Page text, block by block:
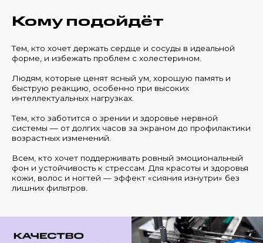
Кому подойдёт
Тем, кто хочет держать сердце и сосуды в идеальной
форме, и избежать проблем с холестерином.
Людям, которые ценят ясный ум, хорошую память и
быструю реакцию, особенно при высоких
интеллектуальных нагрузках.
Тем, кто заботится о зрении и здоровье нервной
системы — от долгих часов за экраном до профилактики
возрастных изменений.
Всем, кто хочет поддерживать ровный эмоциональный
фон и устойчивость к стрессам. Для красоты и здоровья
кожи, волос и ногтей — эффект «сияния изнутри» без
лишних фильтров.